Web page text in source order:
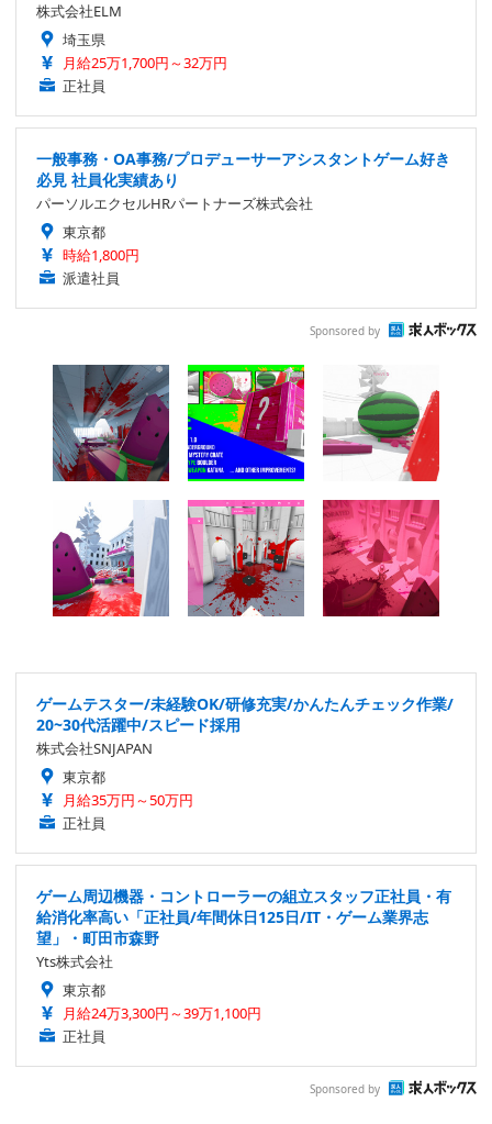
株式会社ELM
埼玉県
月給25万1,700円～32万円
正社員
一般事務・OA事務/プロデューサーアシスタントゲーム好き
必見 社員化実績あり
パーソルエクセルHRパートナーズ株式会社
東京都
時給1,800円
派遣社員
Sponsored by
ゲームテスター/未経験OK/研修充実/かんたんチェック作業/
20~30代活躍中/スピード採用
株式会社SNJAPAN
東京都
月給35万円～50万円
正社員
ゲーム周辺機器・コントローラーの組立スタッフ正社員・有
給消化率高い「正社員/年間休日125日/IT・ゲーム業界志
望」・町田市森野
Yts株式会社
東京都
月給24万3,300円～39万1,100円
正社員
Sponsored by